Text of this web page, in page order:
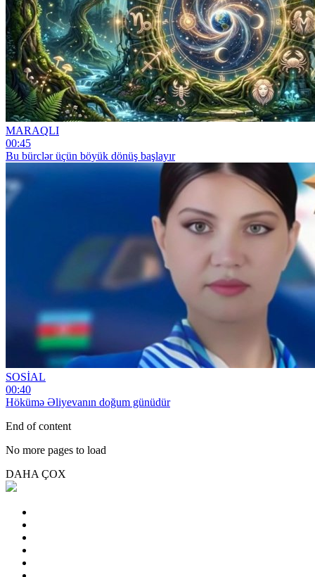
MARAQLI
00:45
Bu bürclər üçün böyük dönüş başlayır
SOSİAL
00:40
Hökümə Əliyevanın doğum günüdür
End of content
No more pages to load
DAHA ÇOX